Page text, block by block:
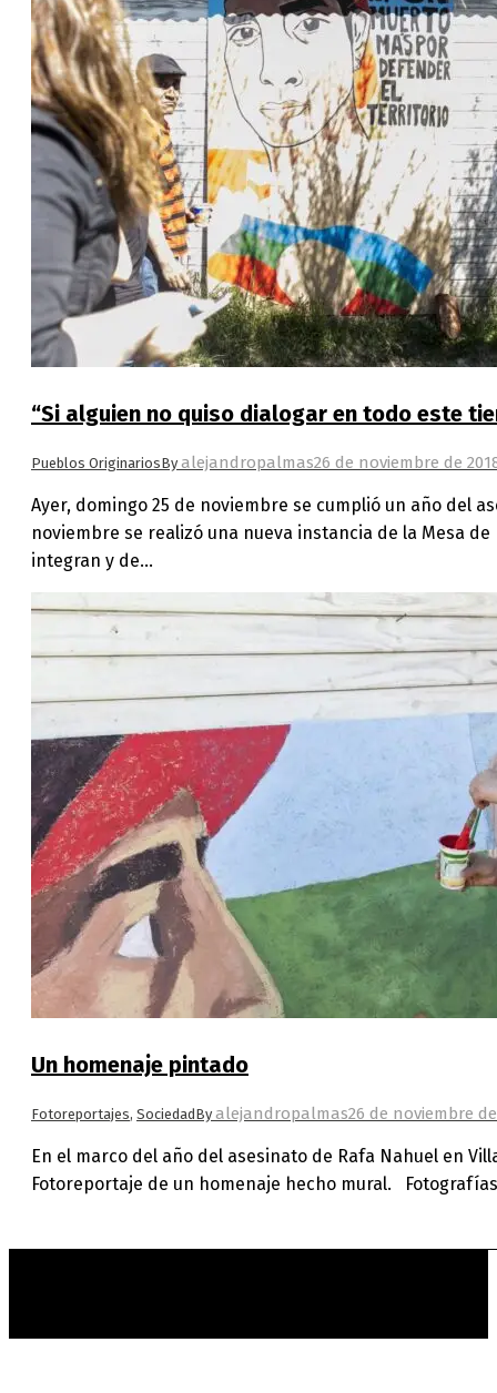
“Si alguien no quiso dialogar en todo este
Pueblos OriginariosBy alejandropalmas26 de noviembre de
Ayer, domingo 25 de noviembre se cumplió un año del
noviembre se realizó una nueva instancia de la Mesa
integran y de…
Un homenaje pintado
Fotoreportajes, SociedadBy alejandropalmas26 de noviembre
En el marco del año del asesinato de Rafa Nahuel en
Fotoreportaje de un homenaje hecho mural.